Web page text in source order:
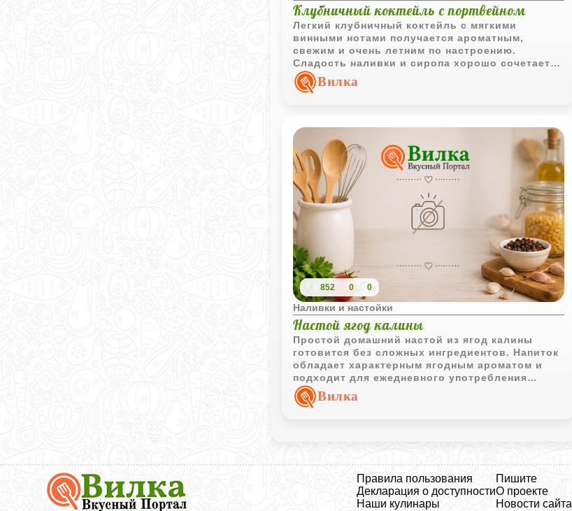
Клубничный коктейль с портвейном
Легкий клубничный коктейль с мягкими
винными нотами получается ароматным,
свежим и очень летним по настроению.
Сладость наливки и сиропа хорошо сочетается
с легкой кислинкой лимонного сока и свежей
клубникой.
Вилка
852 0 0
Наливки и настойки
Настой ягод калины
Простой домашний настой из ягод калины
готовится без сложных ингредиентов. Напиток
обладает характерным ягодным ароматом и
подходит для ежедневного употребления
небольшими порциями.
Вилка
Вкусный
Портал
Вилка
Правила пользования
Декларация о доступности
Наши кулинары
Пишите
О проекте
Новости сайта